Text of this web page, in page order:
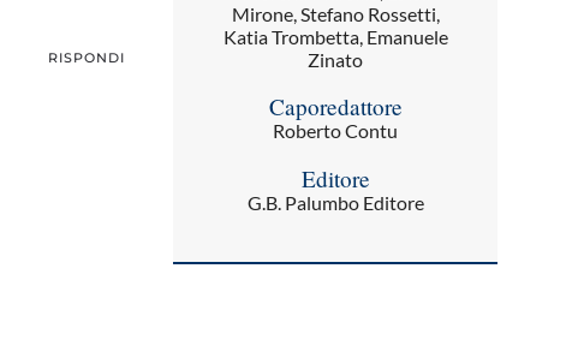
RISPONDI
Mirone, Stefano Rossetti,
Katia Trombetta, Emanuele
Zinato
Caporedattore
Roberto Contu
Editore
G.B. Palumbo Editore